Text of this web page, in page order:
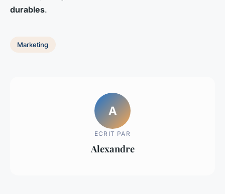
durables.
Marketing
A
ECRIT PAR
Alexandre